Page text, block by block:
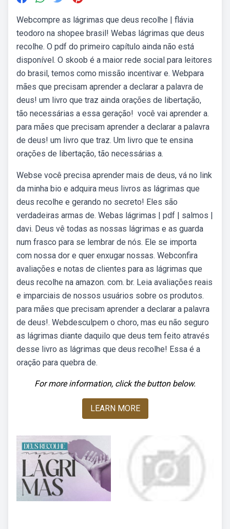
Webcompre as lágrimas que deus recolhe | flávia
teodoro na shopee brasil! Webas lágrimas que deus
recolhe. O pdf do primeiro capítulo ainda não está
disponível. O skoob é a maior rede social para leitores
do brasil, temos como missão incentivar e. Web️para
mães que precisam aprender a declarar a palavra de
deus! ️um livro que traz ainda orações de libertação,
tão necessárias a essa geração! ️ você vai aprender a.
️para mães que precisam aprender a declarar a palavra
de deus! ️um livro que traz. Um livro que te ensina
orações de libertação, tão necessárias a.
Webse você precisa aprender mais de deus, vá no link
da minha bio e adquira meus livros as lágrimas que
deus recolhe e gerando no secreto! Eles são
verdadeiras armas de. Webas lágrimas | pdf | salmos |
davi. Deus vê todas as nossas lágrimas e as guarda
num frasco para se lembrar de nós. Ele se importa
com nossa dor e quer enxugar nossas. Webconfira
avaliações e notas de clientes para as lágrimas que
deus recolhe na amazon. com. br. Leia avaliações reais
e imparciais de nossos usuários sobre os produtos.
️para mães que precisam aprender a declarar a palavra
de deus!. Webdesculpem o choro, mas eu não seguro
as lágrimas diante daquilo que deus tem feito através
desse livro as lágrimas que deus recolhe! Essa é a
oração para quebra de.
For more information, click the button below.
LEARN MORE